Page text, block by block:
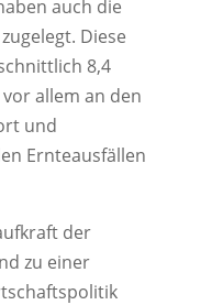
auch die
Diese
8,4
allem an den
und
Ernteausfällen
der
zu einer